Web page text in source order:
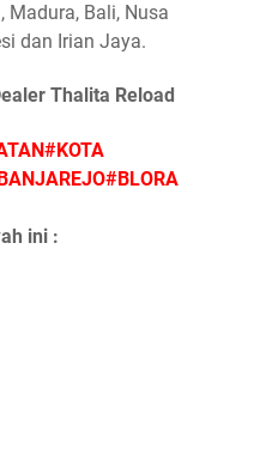
Bali, Nusa
dan Irian Jaya.
Thalita Reload
ini :